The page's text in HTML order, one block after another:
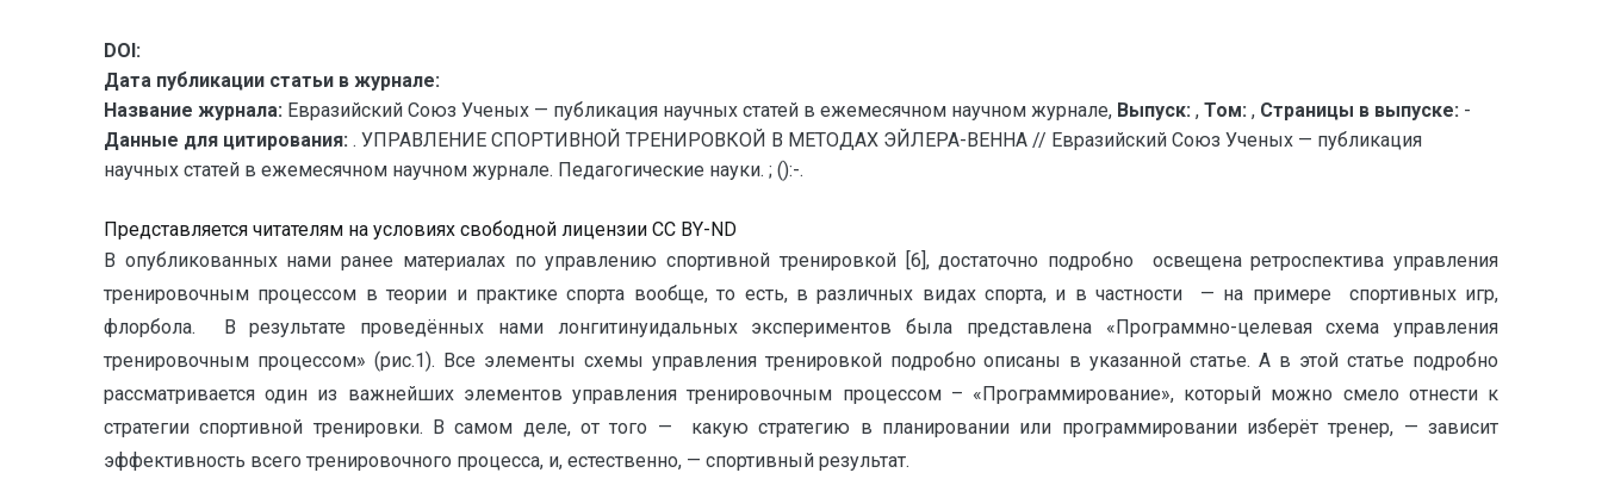
DOI:
Дата публикации статьи в журнале:
Название журнала: Евразийский Союз Ученых — публикация научных статей в ежемесячном научном журнале, Выпуск: , Том: , Страницы в выпуске: -
Данные для цитирования: . УПРАВЛЕНИЕ СПОРТИВНОЙ ТРЕНИРОВКОЙ В МЕТОДАХ ЭЙЛЕРА-ВЕННА // Евразийский Союз Ученых — публикация
научных статей в ежемесячном научном журнале. Педагогические науки. ; ():-.
Представляется читателям на условиях свободной лицензии CC BY-ND
В опубликованных нами ранее материалах по управлению спортивной тренировкой [6], достаточно подробно освещена ретроспектива управления
тренировочным процессом в теории и практике спорта вообще, то есть, в различных видах спорта, и в частности — на примере спортивных игр,
флорбола. В результате проведённых нами лонгитинуидальных экспериментов была представлена «Программно-целевая схема управления
тренировочным процессом» (рис.1). Все элементы схемы управления тренировкой подробно описаны в указанной статье. А в этой статье подробно
рассматривается один из важнейших элементов управления тренировочным процессом – «Программирование», который можно смело отнести к
стратегии спортивной тренировки. В самом деле, от того — какую стратегию в планировании или программировании изберёт тренер, — зависит
эффективность всего тренировочного процесса, и, естественно, — спортивный результат.